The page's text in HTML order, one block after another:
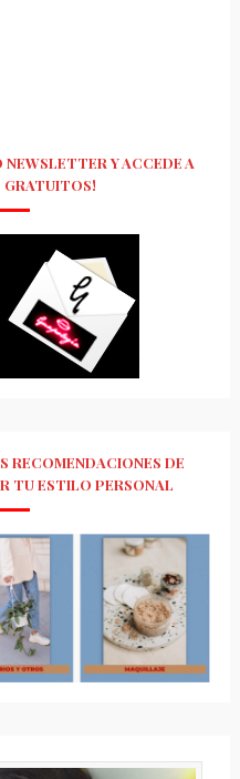
NEWSLETTER Y ACCEDE A
GRATUITOS!
RECOMENDACIONES DE
TU ESTILO PERSONAL